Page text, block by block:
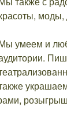
моды,
умеем и